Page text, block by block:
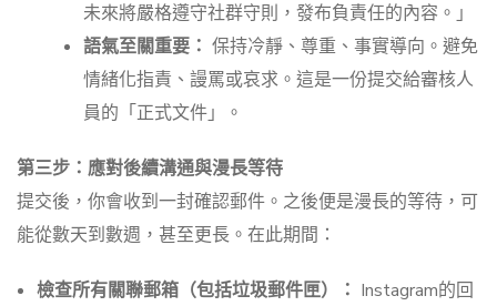
未來將嚴格遵守社群守則，發布負責任的內容。」
語氣至關重要： 保持冷靜、尊重、事實導向。避免
情緒化指責、謾罵或哀求。這是一份提交給審核人
員的「正式文件」。
第三步：應對後續溝通與漫長等待
提交後，你會收到一封確認郵件。之後便是漫長的等待，可
能從數天到數週，甚至更長。在此期間：
檢查所有關聯郵箱（包括垃圾郵件匣）： Instagram的回